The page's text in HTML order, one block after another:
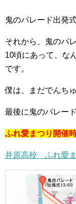
鬼のパレード出発
それから、鬼のパ
10頃にあって、な
です。
僕は、まだでんち
最後に鬼のパレー
ふれ愛まつり開催
井原高校 ふれ愛ま